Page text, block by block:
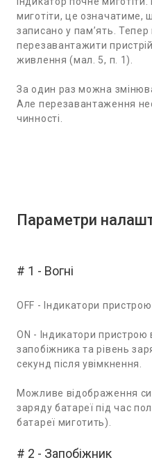
миготіти, це означатиме,
записано у пам’ять. Тепер
перезавантажити
живлення (мал. 5, п. 1).
За один раз можна
Але перезавантаження
чинності.
Параметри
# 1 - Вогні
OFF - Індикатори
ON - Індикатори
запобіжника та рівень
секунд після увімкнення.
Можливе відображення
заряду батареї під час
батареї миготить).
# 2 - Запобіжник